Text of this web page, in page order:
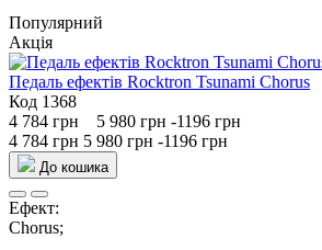
Популярний
Акція
Педаль ефектів Rocktron Tsunami Chorus
Код 1368
4 784 грн 5 980 грн -1196 грн
4 784 грн 5 980 грн -1196 грн
До кошика
Ефект:
Chorus;